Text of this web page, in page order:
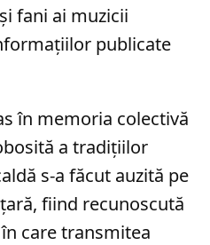
fani ai muzicii
publicate
în memoria colectivă
a tradițiilor
s-a făcut auzită pe
fiind recunoscută
care transmitea